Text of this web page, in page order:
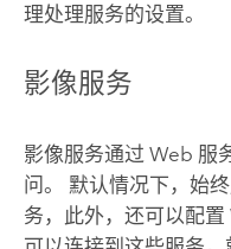
理处理服务的设置。
影像服务
影像服务通过 Web 服
问。 默认情况下，始
务，此外，还可以配